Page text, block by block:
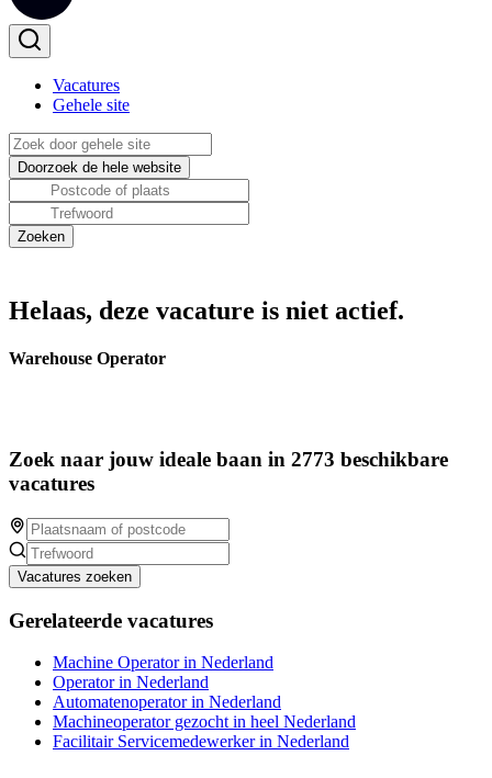
Vacatures
Gehele site
Helaas, deze vacature is niet actief.
Warehouse Operator
Zoek naar jouw ideale baan in 2773 beschikbare
vacatures
Vacatures zoeken
Gerelateerde vacatures
Machine Operator in Nederland
Operator in Nederland
Automatenoperator in Nederland
Machineoperator gezocht in heel Nederland
Facilitair Servicemedewerker in Nederland